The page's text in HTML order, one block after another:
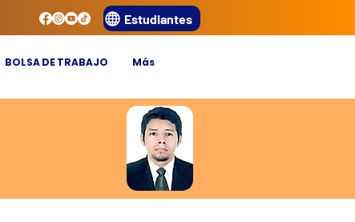
Estudiantes
BOLSA DE TRABAJO Más